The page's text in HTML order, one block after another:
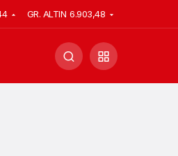
GR. ALTIN 6.903,48